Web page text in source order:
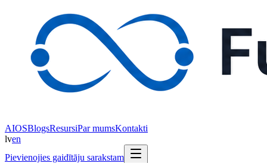
AIOSBlogsResursiPar mumsKontakti
lven
Pievienojies gaidītāju sarakstam